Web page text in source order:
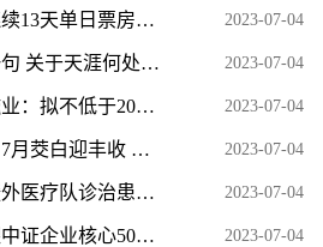
电影《消失的她》连续13天单日票房破亿 每日信息 2023-07-04
天涯何处无芳草下一句 关于天涯何处无芳草下一句的介绍 热点在线 2023-07-04
环球微资讯！中科磁业：拟不低于20亿元投建高性能钕铁硼、节能电机磁瓦及粘结磁项目 2023-07-04
天天观速讯丨长顺：7月茭白迎丰收 探索种植新模式 2023-07-04
国家卫健委：我国援外医疗队诊治患者近3亿人次 2023-07-04
【快播报】民生加银中证企业核心50ETF增聘周帅 何江离任 2023-07-04